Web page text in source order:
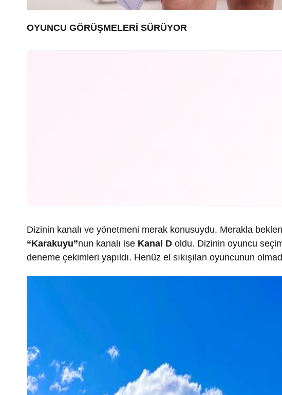
OYUNCU GÖRÜŞMELERİ SÜRÜYOR
Dizinin kanalı ve yönetmeni merak konusuydu. Merakla
“Karakuyu”nun kanalı ise Kanal D oldu. Dizinin oyuncu
deneme çekimleri yapıldı. Henüz el sıkışılan oyuncunun